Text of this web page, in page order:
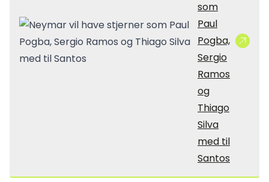
som
Paul
Pogba,
Sergio
Ramos
og
Thiago
Silva
med til
Santos